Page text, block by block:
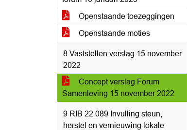
Openstaande toezeggingen
Openstaande moties
8 Vaststellen verslag 15 november
2022
Concept verslag Forum
Samenleving 15 november 2022
9 RIB 22 089 Invulling steun,
herstel en vernieuwing lokale